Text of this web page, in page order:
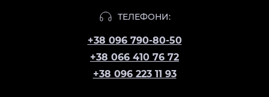
ТЕЛЕФОНИ:
+38 096 790-80-50
+38 066 410 76 72
+38 096 223 11 93